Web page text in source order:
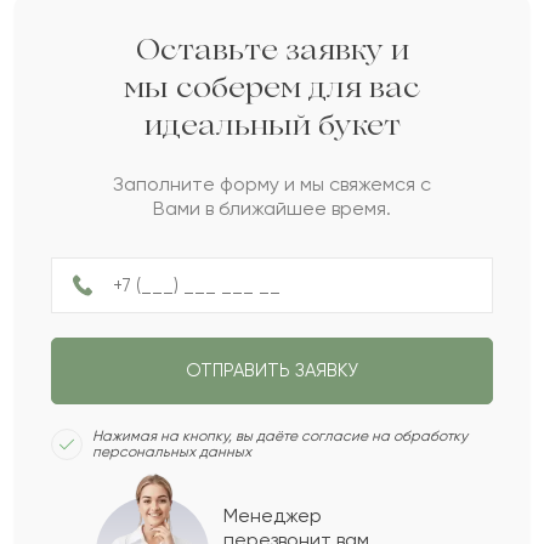
2022-05-24
Амангельды
Тендик
Владислава
Н Нила
Исмаил
Оставьте заявку и
мы соберем для вас
идеальный букет
Заполните форму и мы свяжемся с
Вами в ближайшее время.
ОТПРАВИТЬ ЗАЯВКУ
Нажимая на кнопку, вы даёте согласие на обработку
персональных данных
Менеджер